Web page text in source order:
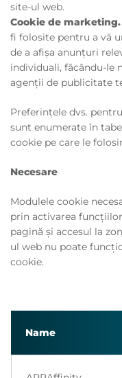
site-ul web.
Cookie de marketing.
fi folosite pentru a vă
de a afișa anunțuri
individuali, făcându-le
agenții de publicitate
Preferințele dvs.
sunt enumerate în
cookie pe care le
Necesare
Modulele cookie
prin activarea
pagină și accesul la
ul web nu poate
cookie.
Name